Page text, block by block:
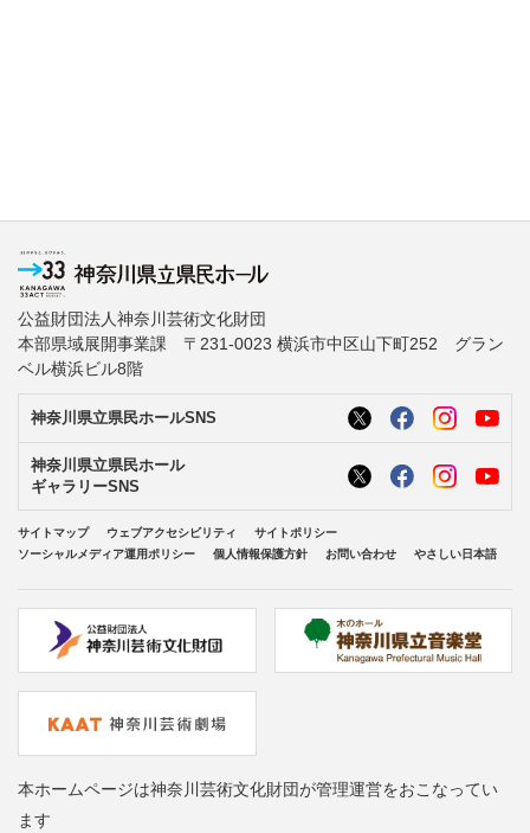
公益財団法人神奈川芸術文化財団
本部県域展開事業課 〒231-0023 横浜市中区山下町252 グラン
ベル横浜ビル8階
神奈川県立県民ホールSNS
神奈川県立県民ホール
ギャラリーSNS
サイトマップ ウェブアクセシビリティ
サイトポリシー
ソーシャルメディア運用ポリシー
個人情報保護方針 お問い合わせ やさしい日本語
本ホームページは神奈川芸術文化財団が管理運営をおこなってい
ます